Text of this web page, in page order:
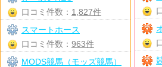
口コミ件数： 1,827件
スマートホース
口コミ件数： 963件
MODS競馬（モッズ競馬）